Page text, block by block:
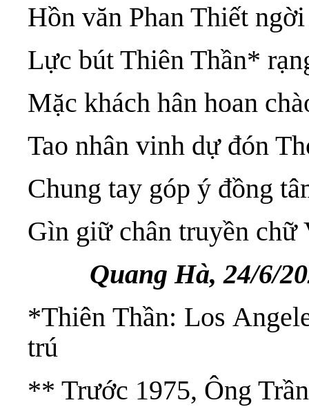
Hồn văn Phan Thiết
Lực bút Thiên Thần*
Mặc khách hân hoan
Tao nhân vinh dự đón
Chung tay góp ý đồng
Gìn giữ chân truyền chữ
Quang Hà, 24/6/
*Thiên Thần: Los
trú
** Trước 1975, Ông